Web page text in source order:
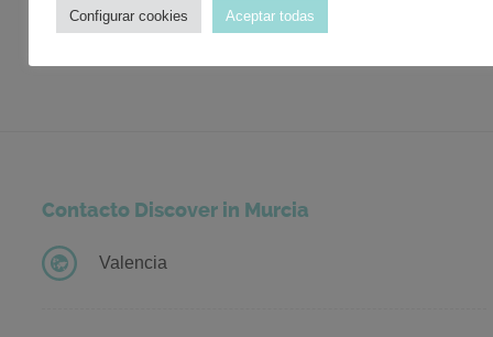
Contacto Discover in Murcia
Valencia
Configurar cookies Aceptar todas